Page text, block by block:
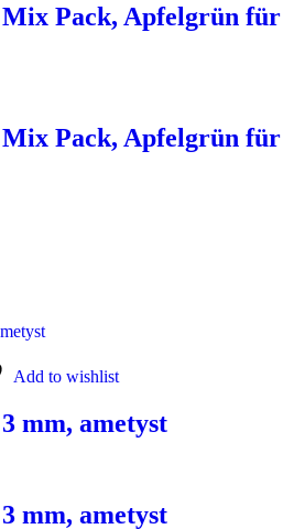
Pack, Apfelgrün für
Pack, Apfelgrün für
Add to wishlist
mm, ametyst
mm, ametyst